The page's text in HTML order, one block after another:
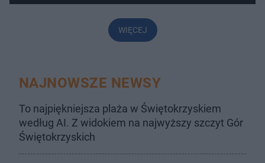
WIĘCEJ
NAJNOWSZE NEWSY
To najpiękniejsza plaża w Świętokrzyskiem
według AI. Z widokiem na najwyższy szczyt Gór
Świętokrzyskich